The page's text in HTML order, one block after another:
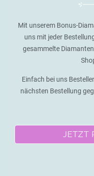
Mit unserem Bonus-
uns mit jeder
gesammelte
Einfach bei uns
nächsten Bestellung
JETZT